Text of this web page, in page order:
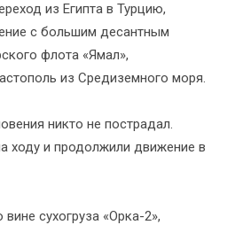
из Египта в Турцию,
с большим десантным
флота «Ямал»,
из Средиземного моря.
никто не пострадал.
ходу и продолжили движение в
сухогруза «Орка-2»,